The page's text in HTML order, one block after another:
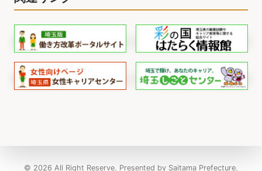
© 2026 All Right Reserve. Presented by Saitama Prefecture.